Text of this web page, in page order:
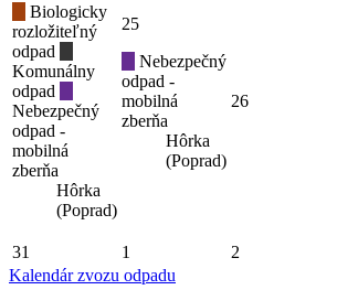
Biologicky
rozložiteľný
odpad
Komunálny
odpad
Nebezpečný
odpad -
mobilná
zberňa
Hôrka
(Poprad)
25
Nebezpečný
odpad -
mobilná
zberňa
Hôrka
(Poprad)
26
31 1 2
Kalendár zvozu odpadu